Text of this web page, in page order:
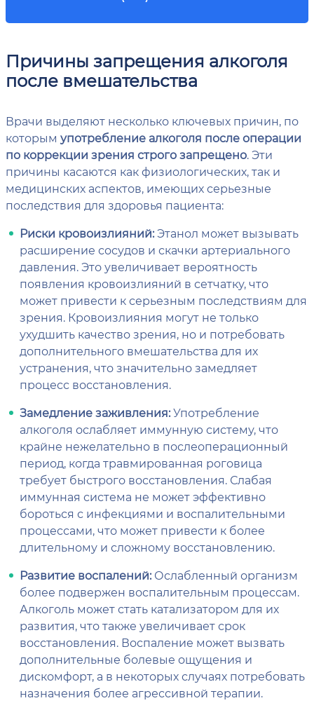
Причины запрещения алкоголя
после вмешательства
Врачи выделяют несколько ключевых причин, по
которым употребление алкоголя после операции
по коррекции зрения строго запрещено. Эти
причины касаются как физиологических, так и
медицинских аспектов, имеющих серьезные
последствия для здоровья пациента:
Риски кровоизлияний:Этанол может вызывать
расширение сосудов и скачки артериального
давления. Это увеличивает вероятность
появления кровоизлияний в сетчатку, что
может привести к серьезным последствиям для
зрения. Кровоизлияния могут не только
ухудшить качество зрения, но и потребовать
дополнительного вмешательства для их
устранения, что значительно замедляет
процесс восстановления.
Замедление заживления:Употребление
алкоголя ослабляет иммунную систему, что
крайне нежелательно в послеоперационный
период, когда травмированная роговица
требует быстрого восстановления. Слабая
иммунная система не может эффективно
бороться с инфекциями и воспалительными
процессами, что может привести к более
длительному и сложному восстановлению.
Развитие воспалений:Ослабленный организм
более подвержен воспалительным процессам.
Алкоголь может стать катализатором для их
развития, что также увеличивает срок
восстановления. Воспаление может вызвать
дополнительные болевые ощущения и
дискомфорт, а в некоторых случаях потребовать
назначения более агрессивной терапии.